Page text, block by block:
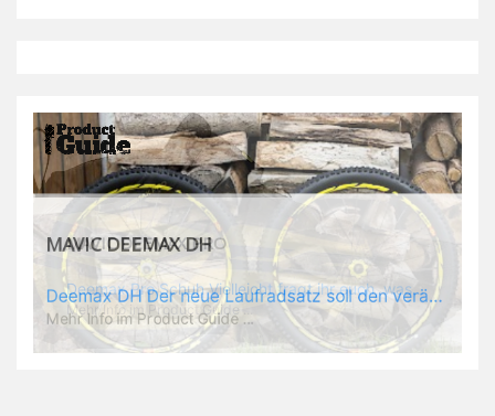
MAVIC DEEMAX PRO
Deemax Pro Schuh Vielleicht fragt ihr euch, was ein Schuh mit Deemax zu tun hat? Nun, hier spielt vor allem der Einsatzzweck eine Rolle: Deemax steht für Gravity pur und dafür ist auch der neue Schuh gedacht, der vor allem den Ideen von Downhill Legende Fabien Barel entspricht. Der Schuh soll ganz der Deemax Philosophie entsprechen: kompromisslose Funktion, effizient und hoher Komfort standen auf der Wunschliste von Fabien. Und das kam dabei heraus: - die neue „Energy Grip AM“ Sohle bietet maximale Stabilität und optimalen Grip auf dem Pedal. - die „Ergo Fit“ Innensohle soll super hohen Komfort bieten und optimal sitzen und zwar den ganzen Tag lang. - eine 3D-Mesch-Konstruktion soll den Fuß belüften und sowohl bei Sonne also auch unter kühlen Bedingungen für optimales Fußklima sorgen - die Assymetrische Konstruktion mit höherem Seitenteil innen soll den Knöchel optimal schützen - extra Schutz für die Zehen und die Fersen
Mehr Info im Product Guide ...